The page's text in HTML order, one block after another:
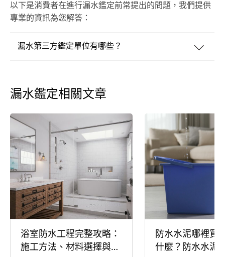
以下是消費者在進行漏水鑑定前常提出的問題，我們提供
專業的資訊為您解答：
漏水第三方鑑定單位有哪些？
漏水鑑定相關文章
浴室防水工程完整攻略：
施工方法、材料選擇與費
防水水泥哪裡買
什麼？防水水泥